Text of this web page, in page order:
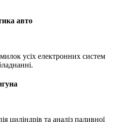
авто
усіх електронних систем
циліндрів та аналіз паливної